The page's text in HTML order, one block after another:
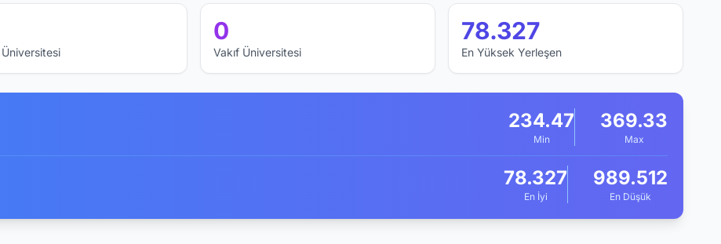
0
Vakıf Üniversitesi
78.327
En Yüksek Yerleşen
234.47
Min
369.33
Max
78.327
En İyi
989.512
En Düşük